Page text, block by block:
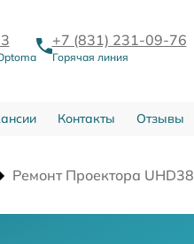
+7 (831) 231-09-76
Горячая линия
Контакты Отзывы
Ремонт Проектора UHD38